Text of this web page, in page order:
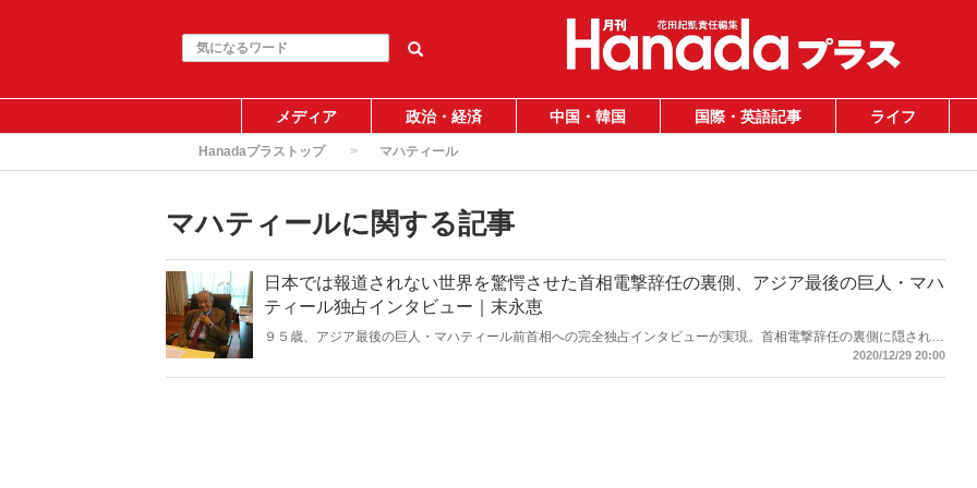
メディア 政治・経済 中国・韓国 国際・英語記事 ライフ
Hanadaプラストップ マハティール
マハティールに関する記事
日本では報道されない世界を驚愕させた首相電撃辞任の裏側、アジア最後の巨人・マハ
ティール独占インタビュー｜末永恵
９５歳、アジア最後の巨人・マハティール前首相への完全独占インタビューが実現。首相電撃辞任の裏側に隠された
かつてない政治闘争。政変の背後には首謀者と王族との結託までもが見え隠れする。日本では報道されないマレーシ
2020/12/29 20:00